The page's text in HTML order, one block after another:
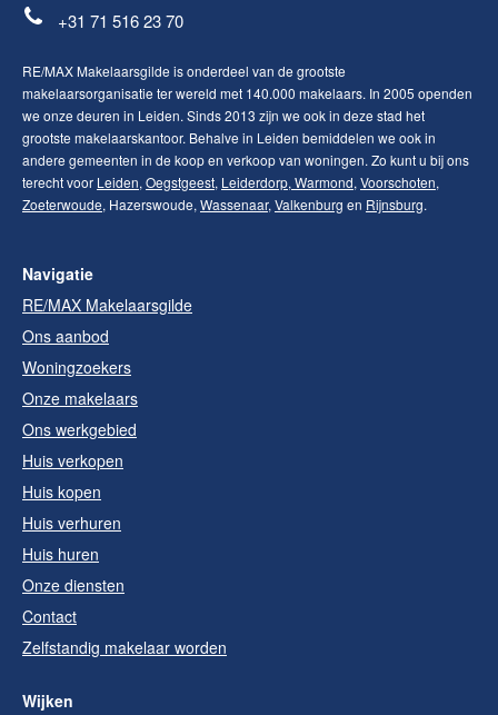
+31 71 516 23 70
RE/MAX Makelaarsgilde is onderdeel van de grootste
makelaarsorganisatie ter wereld met 140.000 makelaars. In 2005 openden
we onze deuren in Leiden. Sinds 2013 zijn we ook in deze stad het
grootste makelaarskantoor. Behalve in Leiden bemiddelen we ook in
andere gemeenten in de koop en verkoop van woningen. Zo kunt u bij ons
terecht voor Leiden, Oegstgeest, Leiderdorp, Warmond, Voorschoten,
Zoeterwoude, Hazerswoude, Wassenaar, Valkenburg en Rijnsburg.
Navigatie
RE/MAX Makelaarsgilde
Ons aanbod
Woningzoekers
Onze makelaars
Ons werkgebied
Huis verkopen
Huis kopen
Huis verhuren
Huis huren
Onze diensten
Contact
Zelfstandig makelaar worden
Wijken